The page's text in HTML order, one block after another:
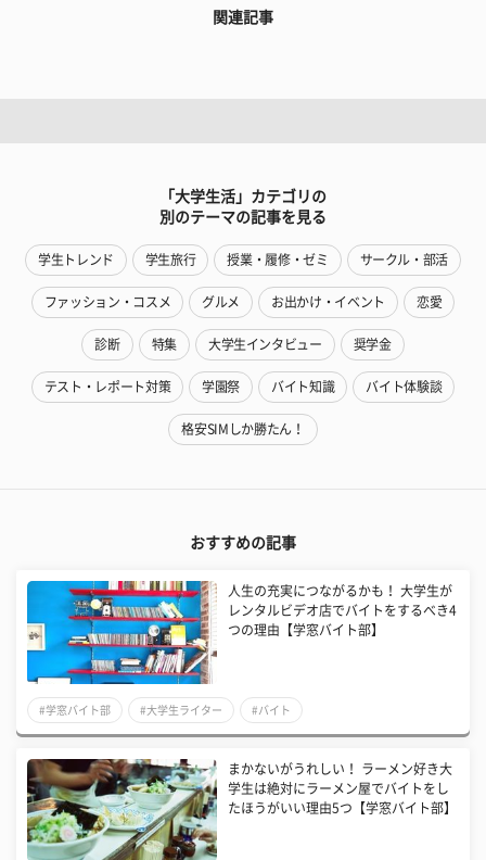
関連記事
「大学生活」カテゴリの
別のテーマの記事を見る
学生トレンド 学生旅行 授業・履修・ゼミ サークル・部活
ファッション・コスメ グルメ お出かけ・イベント 恋愛
診断 特集 大学生インタビュー 奨学金
テスト・レポート対策 学園祭 バイト知識 バイト体験談
格安SIMしか勝たん！
おすすめの記事
人生の充実につながるかも！ 大学生が
レンタルビデオ店でバイトをするべき4
つの理由【学窓バイト部】
#学窓バイト部 #大学生ライター #バイト
まかないがうれしい！ ラーメン好き大
学生は絶対にラーメン屋でバイトをし
たほうがいい理由5つ【学窓バイト部】